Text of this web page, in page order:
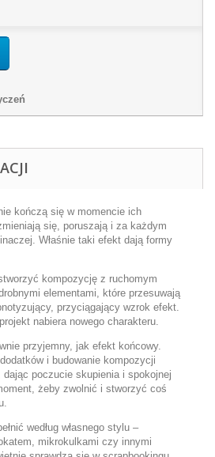
kończą się w momencie ich
się, poruszają i za każdym
Właśnie taki efekt dają formy
kompozycję z ruchomym
elementami, które przesuwają
przyciągający wzrok efekt.
nabiera nowego charakteru.
przyjemny, jak efekt końcowy.
i budowanie kompozycji
dając poczucie skupienia i spokojnej
żeby zwolnić i stworzyć coś
według własnego stylu –
mikrokulkami czy innymi